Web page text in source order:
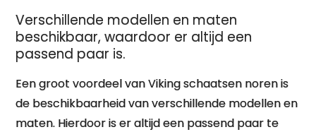
Verschillende modellen en maten
beschikbaar, waardoor er altijd een
passend paar is.
Een groot voordeel van Viking schaatsen noren is
de beschikbaarheid van verschillende modellen en
maten. Hierdoor is er altijd een passend paar te